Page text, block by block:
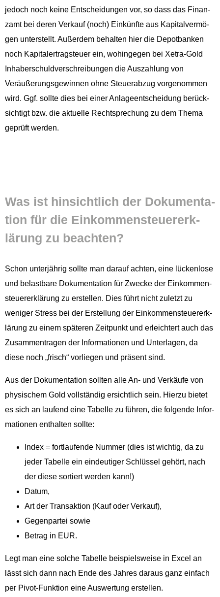
jedoch noch keine Entschei­dun­gen vor, so dass das Finan­
zamt bei deren Verkauf (noch) Einkün­fte aus Kap­i­talver­mö­
gen unter­stellt. Außer­dem behal­ten hier die Depot­banken
noch Kap­i­taler­trag­s­teuer ein, wohinge­gen bei Xetra-Gold
Inhab­er­schuld­ver­schrei­bun­gen die Auszahlung von
Veräußerungs­gewin­nen ohne Steuer­abzug vorgenom­men
wird. Ggf. sollte dies bei ein­er Anlageentschei­dung berück­
sichtigt bzw. die aktuelle Recht­sprechung zu dem The­ma
geprüft werden.
Was ist hin­sichtlich der Doku­men­ta­
tion für die Einkom­men­steuer­erk­
lärung zu beachten?
Schon unter­jährig sollte man darauf acht­en, eine lück­en­lose
und belast­bare Doku­men­ta­tion für Zwecke der Einkom­men­
steuer­erk­lärung zu erstellen. Dies führt nicht zulet­zt zu
weniger Stress bei der Erstel­lung der Einkom­men­steuer­erk­
lärung zu einem späteren Zeit­punkt und erle­ichtert auch das
Zusam­men­tra­gen der Infor­ma­tio­nen und Unter­la­gen, da
diese noch „frisch“ vor­liegen und präsent sind.
Aus der Doku­men­ta­tion soll­ten alle An- und Verkäufe von
physis­chem Gold voll­ständig ersichtlich sein. Hierzu bietet
es sich an laufend eine Tabelle zu führen, die fol­gende Infor­
ma­tio­nen enthal­ten sollte:
Index = fort­laufende Num­mer (dies ist wichtig, da zu
jed­er Tabelle ein ein­deutiger Schlüs­sel gehört, nach
der diese sortiert wer­den kann!)
Datum,
Art der Transak­tion (Kauf oder Verkauf),
Gegen­partei sowie
Betrag in EUR.
Legt man eine solche Tabelle beispiel­sweise in Excel an
lässt sich dann nach Ende des Jahres daraus ganz ein­fach
per Piv­ot-Funk­tion eine Auswer­tung erstellen.